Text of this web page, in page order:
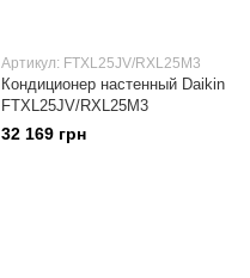
Артикул: FTXL25JV/RXL25M3
Кондиционер настенный Daikin
FTXL25JV/RXL25M3
32 169 грн